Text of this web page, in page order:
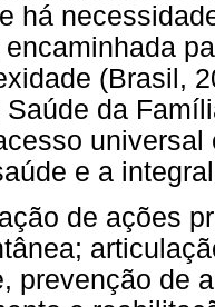
há
(Brasil,
Saúde da
e a
de ações
prevenção de